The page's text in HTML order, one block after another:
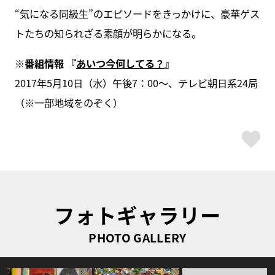
“気になる同級生”のエピソードをきっかけに、豪華ゲス
トたちの知られざる素顔が明らかになる。
※番組情報 『あいつ今何してる？ 』
2017年5月10日（水）午後7：00～、テレビ朝日系24局
（※一部地域をのぞく）
フォトギャラリー
PHOTO GALLERY